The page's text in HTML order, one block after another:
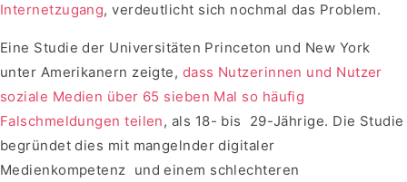
Internetzugang, verdeutlicht sich nochmal das Problem.
Eine Studie der Universitäten Princeton und New York
unter Amerikanern zeigte, dass Nutzerinnen und Nutzer
soziale Medien über 65 sieben Mal so häufig
Falschmeldungen teilen, als 18- bis 29-Jährige. Die Studie
begründet dies mit mangelnder digitaler
Medienkompetenz und einem schlechteren